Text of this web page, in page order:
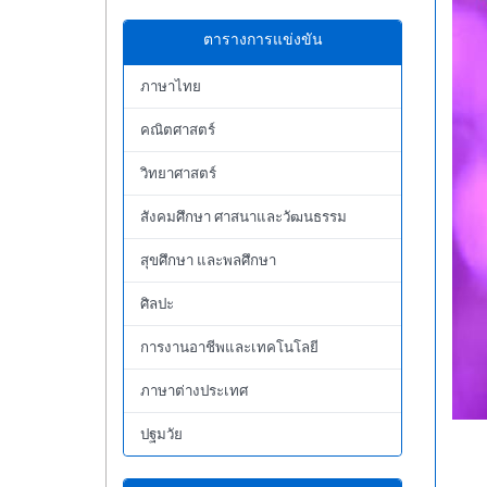
ตารางการแข่งขัน
ภาษาไทย
คณิตศาสตร์
วิทยาศาสตร์
สังคมศึกษา ศาสนาและวัฒนธรรม
สุขศึกษา และพลศึกษา
ศิลปะ
การงานอาชีพและเทคโนโลยี
ภาษาต่างประเทศ
ปฐมวัย